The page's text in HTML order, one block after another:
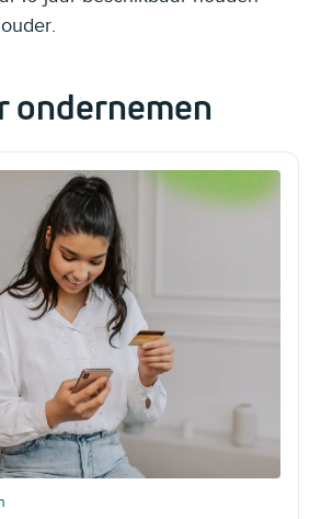
ondernemen